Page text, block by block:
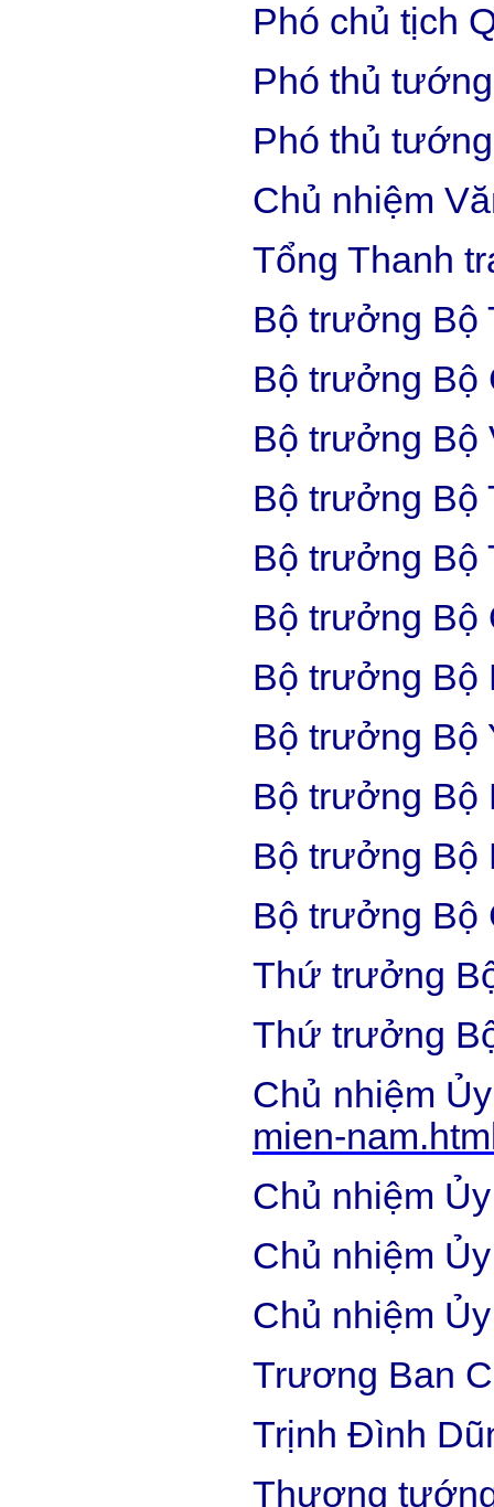
Phó chủ tịch
Phó thủ
Phó thủ
Chủ nhiệm
Tổng Thanh
Bộ trưởng Bộ
Bộ trưởng
Bộ trưởng Bộ
Bộ trưởng Bộ
Bộ trưởng
Bộ trưởng Bộ
Bộ trưởng
Bộ trưởng Bộ
Bộ trưởng Bộ
Bộ trưởng Bộ
Bộ trưởng Bộ
Thứ trưởng
Thứ trưởng
Chủ nhiệm
mien-
Chủ nhiệm
Chủ nhiệm
Chủ nhiệm
Trương Ban
Trịnh Đình
Thượng